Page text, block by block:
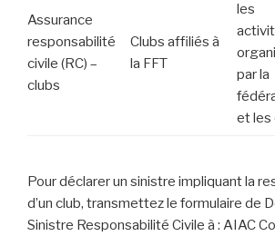
Assurance
responsabilité
civile (RC) –
clubs
Clubs affiliés à
la FFT
les
par la
et les
Pour déclarer un sinistre impliquant la
d’un club, transmettez le formulaire de
Sinistre Responsabilité Civile à : AIAC